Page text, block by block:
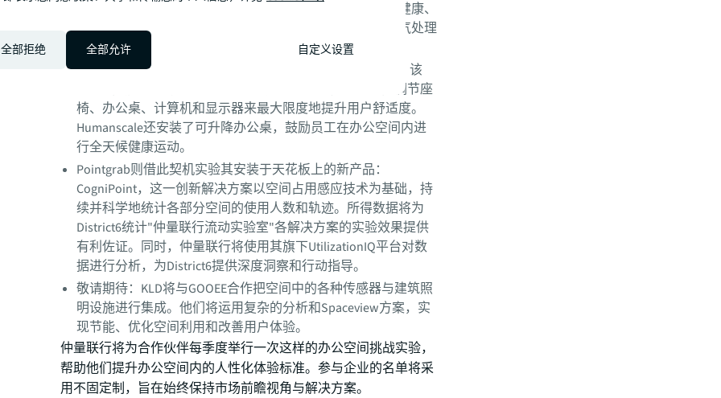
温度、湿度、尘粒和其他化学物质数据，以及可影响人体健康、
舒适感和空调效率的四个空气质量参数。该公司正采用空气处理
系统来测试改善整体空气质量的方式。
Humanscale的参与则是为了对其新办公场所APP进行测试。该
APP以他们最新的人体工程学研究成果为基础，通过智能调节座
椅、办公桌、计算机和显示器来最大限度地提升用户舒适度。
Humanscale还安装了可升降办公桌，鼓励员工在办公空间内进
行全天候健康运动。
Pointgrab则借此契机实验其安装于天花板上的新产品：
CogniPoint，这一创新解决方案以空间占用感应技术为基础，持
续并科学地统计各部分空间的使用人数和轨迹。所得数据将为
District6统计"仲量联行流动实验室"各解决方案的实验效果提供
有利佐证。同时，仲量联行将使用其旗下UtilizationIQ平台对数
据进行分析，为District6提供深度洞察和行动指导。
敬请期待：KLD将与GOOEE合作把空间中的各种传感器与建筑照
明设施进行集成。他们将运用复杂的分析和Spaceview方案，实
现节能、优化空间利用和改善用户体验。
仲量联行将为合作伙伴每季度举行一次这样的办公空间挑战实验，
帮助他们提升办公空间内的人性化体验标准。参与企业的名单将采
用不固定制，旨在始终保持市场前瞻视角与解决方案。
全部拒绝 全部允许 自定义设置